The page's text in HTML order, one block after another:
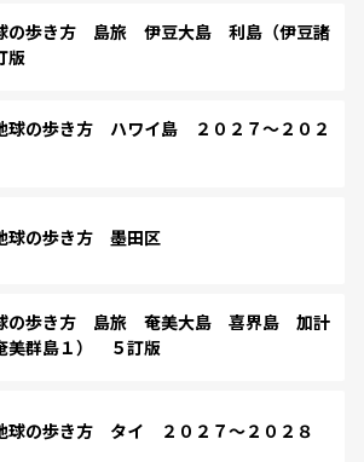
の歩き方 島旅 伊豆大島 利島（伊豆諸
版
の歩き方 ハワイ島 ２０２７～２０２
球の歩き方 墨田区
の歩き方 島旅 奄美大島 喜界島 加計
美群島１） ５訂版
球の歩き方 タイ ２０２７～２０２８